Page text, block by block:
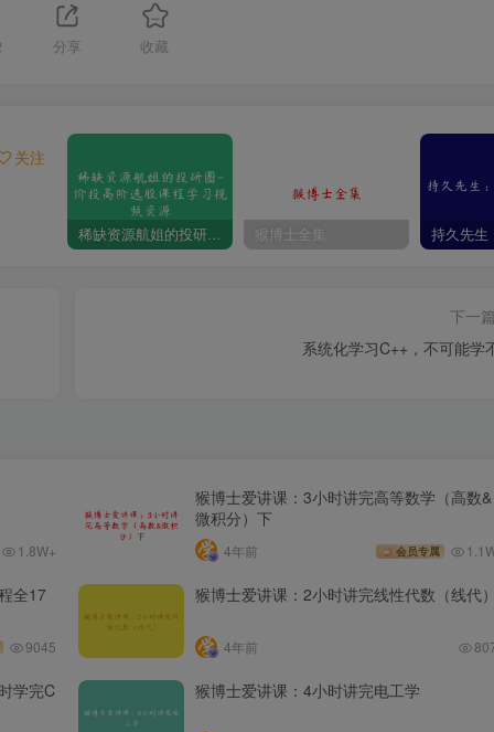
分享 收藏
关注
稀缺资源航姐的投研圈-价投高阶选股课程学习视频资源 猴博士全集
下一篇
系统化学习C++，不可能学
1.8W+
猴博士爱讲课：3小时讲完高等数学（高数&
微积分）下
4年前 会员专属
全17
9045
猴博士爱讲课：2小时讲完线性代数（线代）
4年前
学完C 猴博士爱讲课：4小时讲完电工学